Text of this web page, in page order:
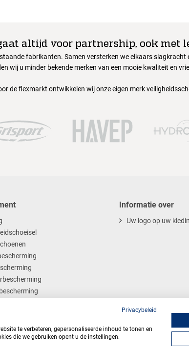
altijd voor partnership, ook met
fabrikanten. Samen versterken we elkaars
wij u minder bekende merken van een mooie kwaliteit en
de flexmarkt ontwikkelen wij onze eigen merk
Informatie over
Uw logo op uw
Webdesign
Privacybeleid
te verbeteren, gepersonaliseerde inhoud te tonen en
die we gebruiken opent u de instellingen.